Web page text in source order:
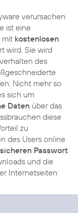
verursachen
ist eine
mit kostenlosen
wird. Sie wird
des
Nicht mehr so
sich um
Daten über das
diese
zu
des Users online
sicheren Passwort
und die
Internetseiten